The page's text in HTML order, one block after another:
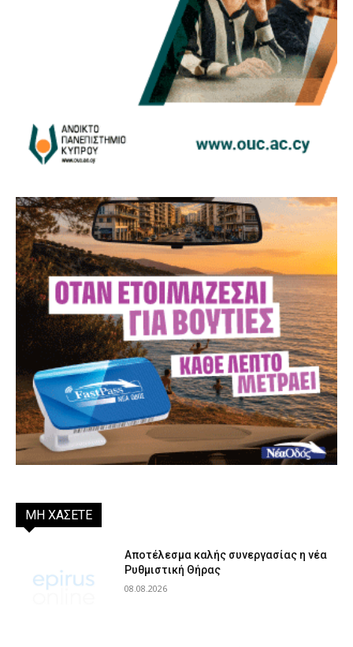
ΜΗ ΧΑΣΕΤΕ
Αποτέλεσμα καλής συνεργασίας η νέα
Ρυθμιστική Θήρας
08.08.2026